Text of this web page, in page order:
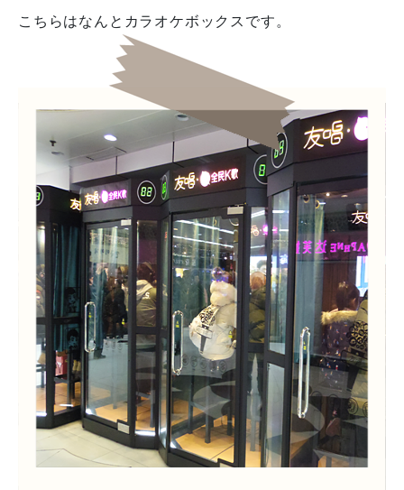
こちらはなんとカラオケボックスです。